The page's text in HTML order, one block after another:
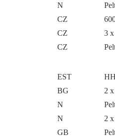
N
CZ
CZ
3
CZ
EST
BG
2
N
N
2
GB